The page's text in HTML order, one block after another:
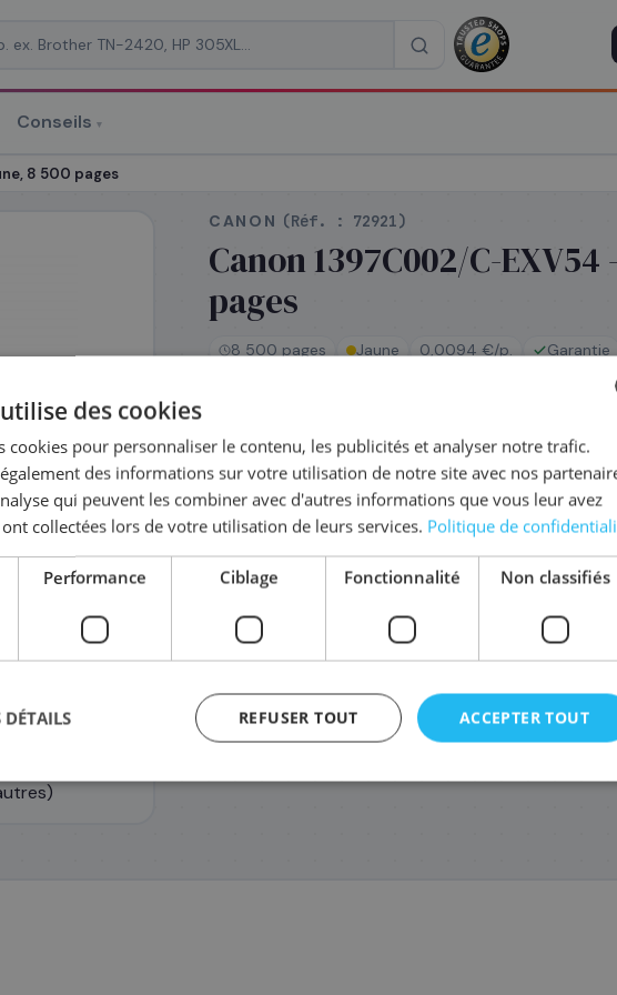
Conseils ▾
8 500 pages
Canon IR-
CANON (Réf. : 72921)
Canon 1397C002/C-
pages
8 500 pages Jaune 0,0094 €/p. Garantie
Expédié le jour même —
commandez avant 14h
Coût par impression :0,0094€
−
Retour
des cookies
cookies pour personnaliser le contenu, les publicités et analyser notre trafic.
des informations sur votre utilisation de notre site avec nos
qui peuvent les combiner avec d'autres informations que vous leur avez
collectées lors de votre utilisation de leurs services. Politique de
Performance Ciblage Fonctionnalité Non classifiés
ACCEPTER TOUT
REFUSER TOUT
DÉTAILS